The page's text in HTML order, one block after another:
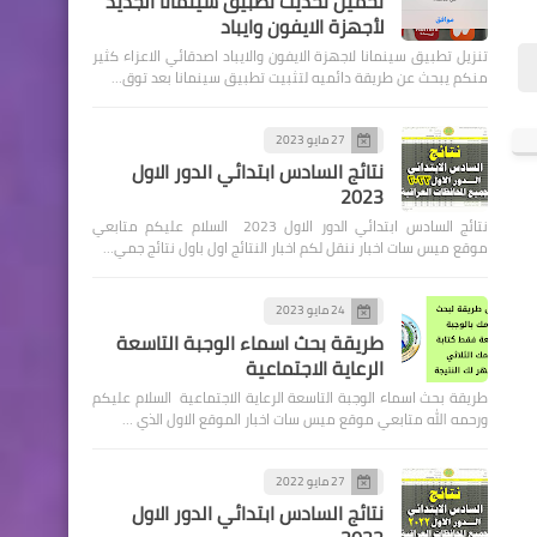
لأجهزة الايفون وايباد
تنزيل تطبيق سينمانا لاجهزة الايفون والايباد اصدقائي الاعزاء كثير
منكم يبحث عن طريقة دائميه لتثبيت تطبيق سينمانا بعد توق…
27 مايو 2023
نتائج السادس ابتدائي الدور الاول
2023
نتائج السادس ابتدائي الدور الاول 2023 السلام عليكم متابعي
موقع ميس سات اخبار ننقل لكم اخبار النتائج اول باول نتائج جمي…
24 مايو 2023
طريقة بحث اسماء الوجبة التاسعة
الرعاية الاجتماعية
طريقة بحث اسماء الوجبة التاسعة الرعاية الاجتماعية السلام عليكم
ورحمه الله متابعي موقع ميس سات اخبار الموقع الاول الذي …
27 مايو 2022
نتائج السادس ابتدائي الدور الاول
وزارة الداخلية
اسماء الوجبة ست وثلاثون نقل
نفوس وتغيير الاسماء والالقاب
وزارة الداخلية
اسماء الوجبة خمس وثلاثون
والالقاب